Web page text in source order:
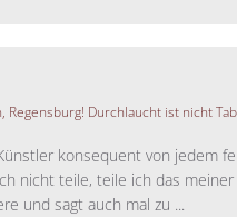
Regensburg! Durchlaucht ist nicht
konsequent von jedem
nicht teile, teile ich das
und sagt auch mal zu ...